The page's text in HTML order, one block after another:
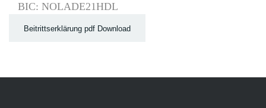
BIC: NOLADE21HDL
Beitrittserklärung pdf Download